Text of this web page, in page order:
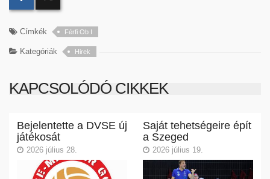
Címkék Férfi Ob I
Kategóriák Hirek
KAPCSOLÓDÓ CIKKEK
Bejelentette a DVSE új
játékosát
2026 július 28.
Saját tehetségeire épít
a Szeged
2026 július 19.